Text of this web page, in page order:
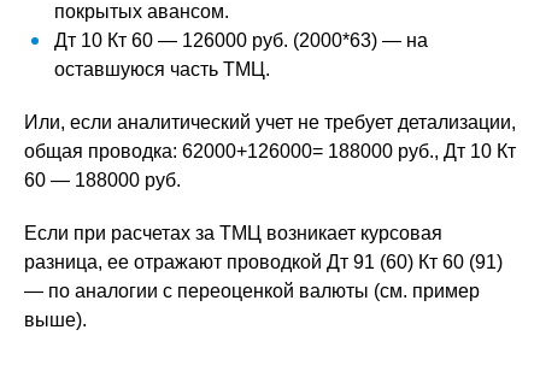
покрытых авансом.
Дт 10 Кт 60 — 126000 руб. (2000*63) — на
оставшуюся часть ТМЦ.
Или, если аналитический учет не требует детализации,
общая проводка: 62000+126000= 188000 руб., Дт 10 Кт
60 — 188000 руб.
Если при расчетах за ТМЦ возникает курсовая
разница, ее отражают проводкой Дт 91 (60) Кт 60 (91)
— по аналогии с переоценкой валюты (см. пример
выше).